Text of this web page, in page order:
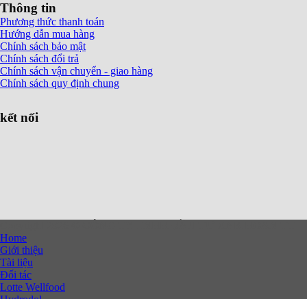
Thông tin
Phương thức thanh toán
Hướng dẫn mua hàng
Chính sách bảo mật
Chính sách đổi trả
Chính sách vận chuyển - giao hàng
Chính sách quy định chung
kết nối
Home
Giới thiệu
Tài liệu
Đối tác
Lotte Wellfood